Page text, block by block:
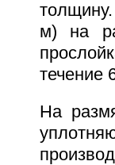
м) на
течение
На